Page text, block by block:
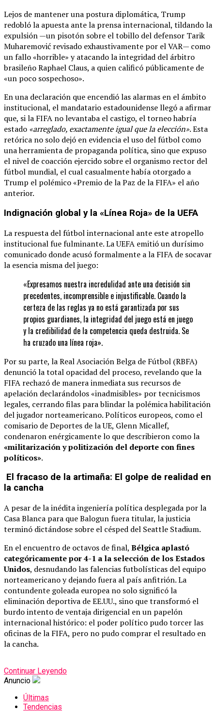
Lejos de mantener una postura diplomática, Trump
redobló la apuesta ante la prensa internacional, tildando la
expulsión —un pisotón sobre el tobillo del defensor Tarik
Muharemović revisado exhaustivamente por el VAR— como
un fallo «horrible» y atacando la integridad del árbitro
brasileño Raphael Claus, a quien calificó públicamente de
«un poco sospechoso».
En una declaración que encendió las alarmas en el ámbito
institucional, el mandatario estadounidense llegó a afirmar
que, si la FIFA no levantaba el castigo, el torneo habría
estado «arreglado, exactamente igual que la elección». Esta
retórica no solo dejó en evidencia el uso del fútbol como
una herramienta de propaganda política, sino que expuso
el nivel de coacción ejercido sobre el organismo rector del
fútbol mundial, el cual casualmente había otorgado a
Trump el polémico «Premio de la Paz de la FIFA» el año
anterior.
Indignación global y la «Línea Roja» de la UEFA
La respuesta del fútbol internacional ante este atropello
institucional fue fulminante. La UEFA emitió un durísimo
comunicado donde acusó formalmente a la FIFA de socavar
la esencia misma del juego:
«Expresamos nuestra incredulidad ante una decisión sin
precedentes, incomprensible e injustificable. Cuando la
certeza de las reglas ya no está garantizada por sus
propios guardianes, la integridad del juego está en juego
y la credibilidad de la competencia queda destruida. Se
ha cruzado una línea roja».
Por su parte, la Real Asociación Belga de Fútbol (RBFA)
denunció la total opacidad del proceso, revelando que la
FIFA rechazó de manera inmediata sus recursos de
apelación declarándolos «inadmisibles» por tecnicismos
legales, cerrando filas para blindar la polémica habilitación
del jugador norteamericano. Políticos europeos, como el
comisario de Deportes de la UE, Glenn Micallef,
condenaron enérgicamente lo que describieron como la
«militarización y politización del deporte con fines
políticos».
El fracaso de la artimaña: El golpe de realidad en
la cancha
A pesar de la inédita ingeniería política desplegada por la
Casa Blanca para que Balogun fuera titular, la justicia
terminó dictándose sobre el césped del Seattle Stadium.
En el encuentro de octavos de final, Bélgica aplastó
categóricamente por 4-1 a la selección de los Estados
Unidos, desnudando las falencias futbolísticas del equipo
norteamericano y dejando fuera al país anfitrión. La
contundente goleada europea no solo significó la
eliminación deportiva de EE.UU., sino que transformó el
burdo intento de ventaja dirigencial en un papelón
internacional histórico: el poder político pudo torcer las
oficinas de la FIFA, pero no pudo comprar el resultado en
la cancha.
Continuar Leyendo
Anuncio
Últimas
Tendencias